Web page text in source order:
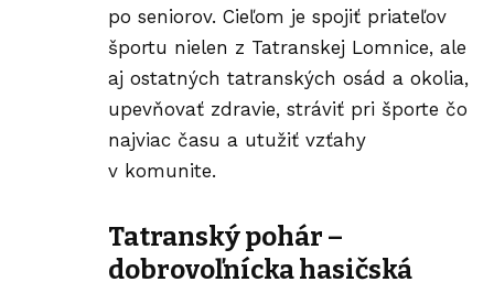
po seniorov. Cieľom je spojiť priateľov
športu nielen z Tatranskej Lomnice, ale
aj ostatných tatranských osád a okolia,
upevňovať zdravie, stráviť pri športe čo
najviac času a utužiť vzťahy
v komunite.
Tatranský pohár –
dobrovoľnícka hasičská